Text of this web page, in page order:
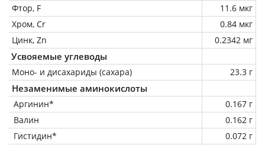
Фтор, F
11.6 мкг
Хром, Cr
0.84 мкг
Цинк, Zn
0.2342 мг
Усвояемые углеводы
Моно- и дисахариды (сахара) 23.3 г
Незаменимые аминокислоты
Аргинин*
0.167 г
Валин
0.162 г
Гистидин*
0.072 г